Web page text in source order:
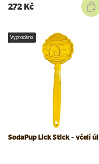
272 Kč
Vyprodáno
SodaPup Lick Stick - včelí úl